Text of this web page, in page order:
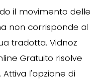
il movimento delle
non corrisponde al
tradotta. Vidnoz
Gratuito risolve
l'opzione di